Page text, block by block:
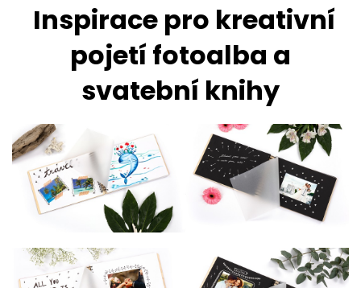
Inspirace pro kreativní
pojetí fotoalba a
svatební knihy